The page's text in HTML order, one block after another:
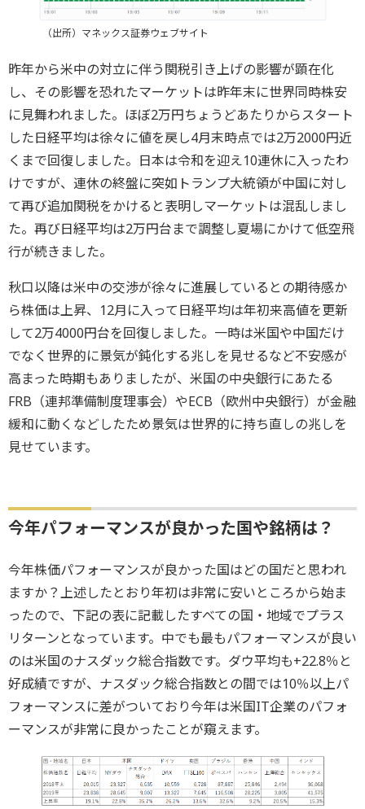
（出所）マネックス証券ウェブサイト
昨年から米中の対立に伴う関税引き上げの影響が顕在化
し、その影響を恐れたマーケットは昨年末に世界同時株安
に見舞われました。ほぼ2万円ちょうどあたりからスタート
した日経平均は徐々に値を戻し4月末時点では2万2000円近
くまで回復しました。日本は令和を迎え10連休に入ったわ
けですが、連休の終盤に突如トランプ大統領が中国に対し
て再び追加関税をかけると表明しマーケットは混乱しまし
た。再び日経平均は2万円台まで調整し夏場にかけて低空飛
行が続きました。
秋口以降は米中の交渉が徐々に進展しているとの期待感か
ら株価は上昇、12月に入って日経平均は年初来高値を更新
して2万4000円台を回復しました。一時は米国や中国だけ
でなく世界的に景気が鈍化する兆しを見せるなど不安感が
高まった時期もありましたが、米国の中央銀行にあたる
FRB（連邦準備制度理事会）やECB（欧州中央銀行）が金融
緩和に動くなどしたため景気は世界的に持ち直しの兆しを
見せています。
今年パフォーマンスが良かった国や銘柄は？
今年株価パフォーマンスが良かった国はどの国だと思われ
ますか？上述したとおり年初は非常に安いところから始ま
ったので、下記の表に記載したすべての国・地域でプラス
リターンとなっています。中でも最もパフォーマンスが良い
のは米国のナスダック総合指数です。ダウ平均も+22.8％と
好成績ですが、ナスダック総合指数との間では10％以上パ
フォーマンスに差がついており今年は米国IT企業のパフォ
ーマンスが非常に良かったことが窺えます。